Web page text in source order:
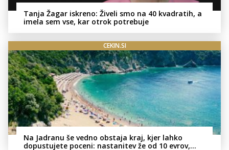
Tanja Žagar iskreno: Živeli smo na 40 kvadratih, a
imela sem vse, kar otrok potrebuje
CEKIN.SI
Na Jadranu še vedno obstaja kraj, kjer lahko
dopustujete poceni: nastanitev že od 10 evrov,